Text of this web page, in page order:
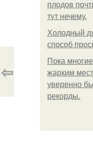
плодов
тут нечему.
Холодный
способ
Пока
жарким
уверенно
рекорды.
⇦